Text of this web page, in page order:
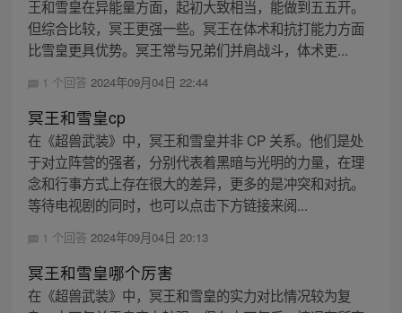
王和雪皇在异能量方面，起初大致相当，能做到五五开。
但综合比较，冥王更强一些。冥王在体术和抗打能力方面
比雪皇更具优势。冥王常与兄弟们并肩战斗，体术更...
1 个回答 2024年09月04日 22:44
冥王和雪皇cp
在《超兽武装》中，冥王和雪皇并非 CP 关系。他们是处
于对立阵营的强者，分别代表着黑暗与光明的力量，在理
念和行事方式上存在很大的差异，更多的是冲突和对抗。
等待电视剧的同时，也可以点击下方链接来阅...
1 个回答 2024年09月04日 20:13
冥王和雪皇哪个厉害
在《超兽武装》中，冥王和雪皇的实力对比情况较为复